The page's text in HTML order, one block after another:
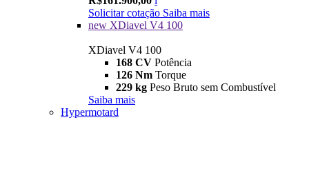
Solicitar cotação Saiba mais
new XDiavel V4 100
XDiavel V4 100
168 CV Potência
126 Nm Torque
229 kg Peso Bruto sem Combustível
Saiba mais
Hypermotard